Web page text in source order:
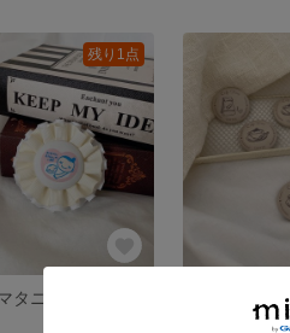
残り1点
マグネット‎‪𓍯 ‬